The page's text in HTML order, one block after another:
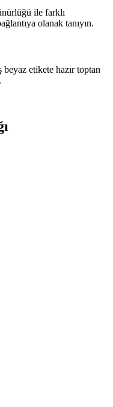
ile farklı
olanak tanıyın.
beyaz etikete hazır toptan